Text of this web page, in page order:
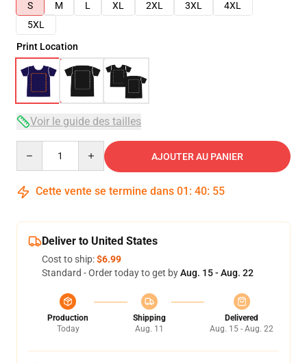
S
M L XL 2XL 3XL
4XL
5XL
Print Location
Voir le guide des tailles
AJOUTER AU PANIER
Cette vente se termine dans 01 : 40: 54
Deliver to United States
Cost to ship:$6.99
Standard - Order today to get byAug. 15 - Aug. 22
Production
Today
Shipping
Aug. 11
Delivered
Aug. 15 - Aug. 22